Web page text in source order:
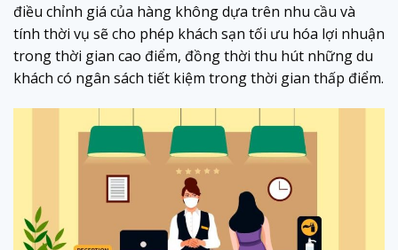
điều chỉnh giá của hàng không dựa trên nhu cầu và
tính thời vụ sẽ cho phép khách sạn tối ưu hóa lợi nhuận
trong thời gian cao điểm, đồng thời thu hút những du
khách có ngân sách tiết kiệm trong thời gian thấp điểm.